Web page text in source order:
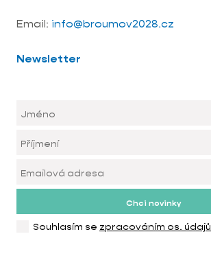
Email: info@broumov2028.cz
Newsletter
Chci novinky
Souhlasím se zpracováním os. údajů